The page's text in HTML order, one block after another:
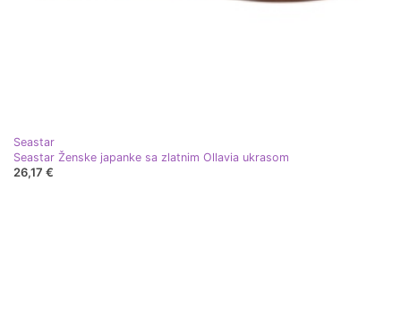
Seastar
Seastar Ženske japanke sa zlatnim Ollavia ukrasom
26,17 €